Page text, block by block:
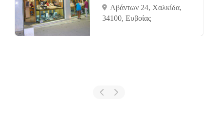
Αβάντων 24, Χαλκίδα,
34100, Ευβοίας